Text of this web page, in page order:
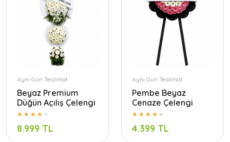
Aynı Gün Teslimat
Beyaz Premium
Düğün Açılış Çelengi
8.999 TL
Aynı Gün Teslimat
Pembe Beyaz
Cenaze Çelengi
4.399 TL